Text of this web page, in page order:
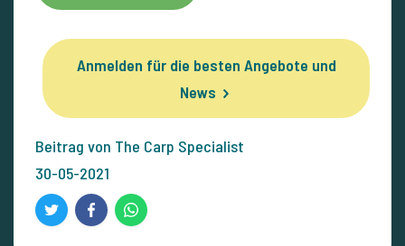
Anmelden für die besten Angebote und
News
Beitrag von The Carp Specialist
30-05-2021